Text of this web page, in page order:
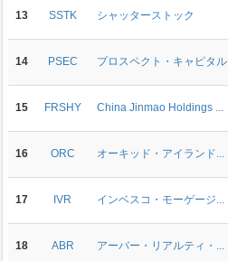
13 SSTK シャッターストック
14 PSEC プロスペクト・キャピタル
15 FRSHY China Jinmao Holdings ...
16 ORC オーキッド・アイランド...
17 IVR インベスコ・モーゲージ...
18 ABR アーバー・リアルティ・...